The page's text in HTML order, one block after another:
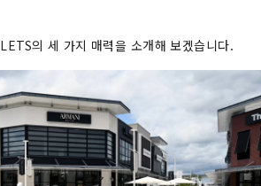
의 세 가지 매력을 소개해 보겠습니다.